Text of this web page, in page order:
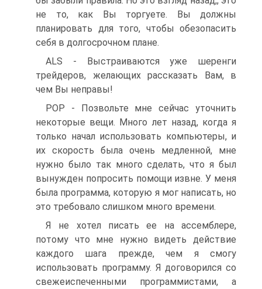
не то, как Вы торгуете. Вы должны
планировать для того, чтобы обезопасить
себя в долгосрочном плане.
ALS - Выстраиваются уже шеренги
трейдеров, желающих рассказать Вам, в
чем Вы неправы!
POP - Позвольте мне сейчас уточнить
некоторые вещи. Много лет назад, когда я
только начал использовать компьютеры, и
их скорость была очень медленной, мне
нужно было так много сделать, что я был
вынужден попросить помощи извне. У меня
была программа, которую я мог написать, но
это требовало слишком много времени.
Я не хотел писать ее на ассемблере,
потому что мне нужно видеть действие
каждого шага прежде, чем я смогу
использовать программу. Я договорился со
свежеиспеченными программистами, а